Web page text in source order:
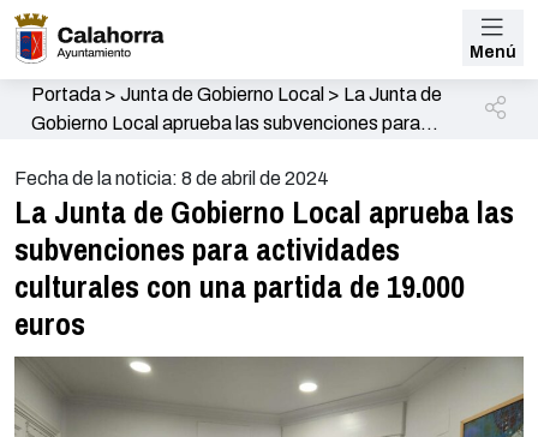
Menú
Portada> Junta de Gobierno Local > La Junta de
Gobierno Local aprueba las subvenciones para
euros
Fecha de la noticia: 8 de abril de 2024
La Junta de Gobierno Local aprueba las
subvenciones para actividades
culturales con una partida de 19.000
euros